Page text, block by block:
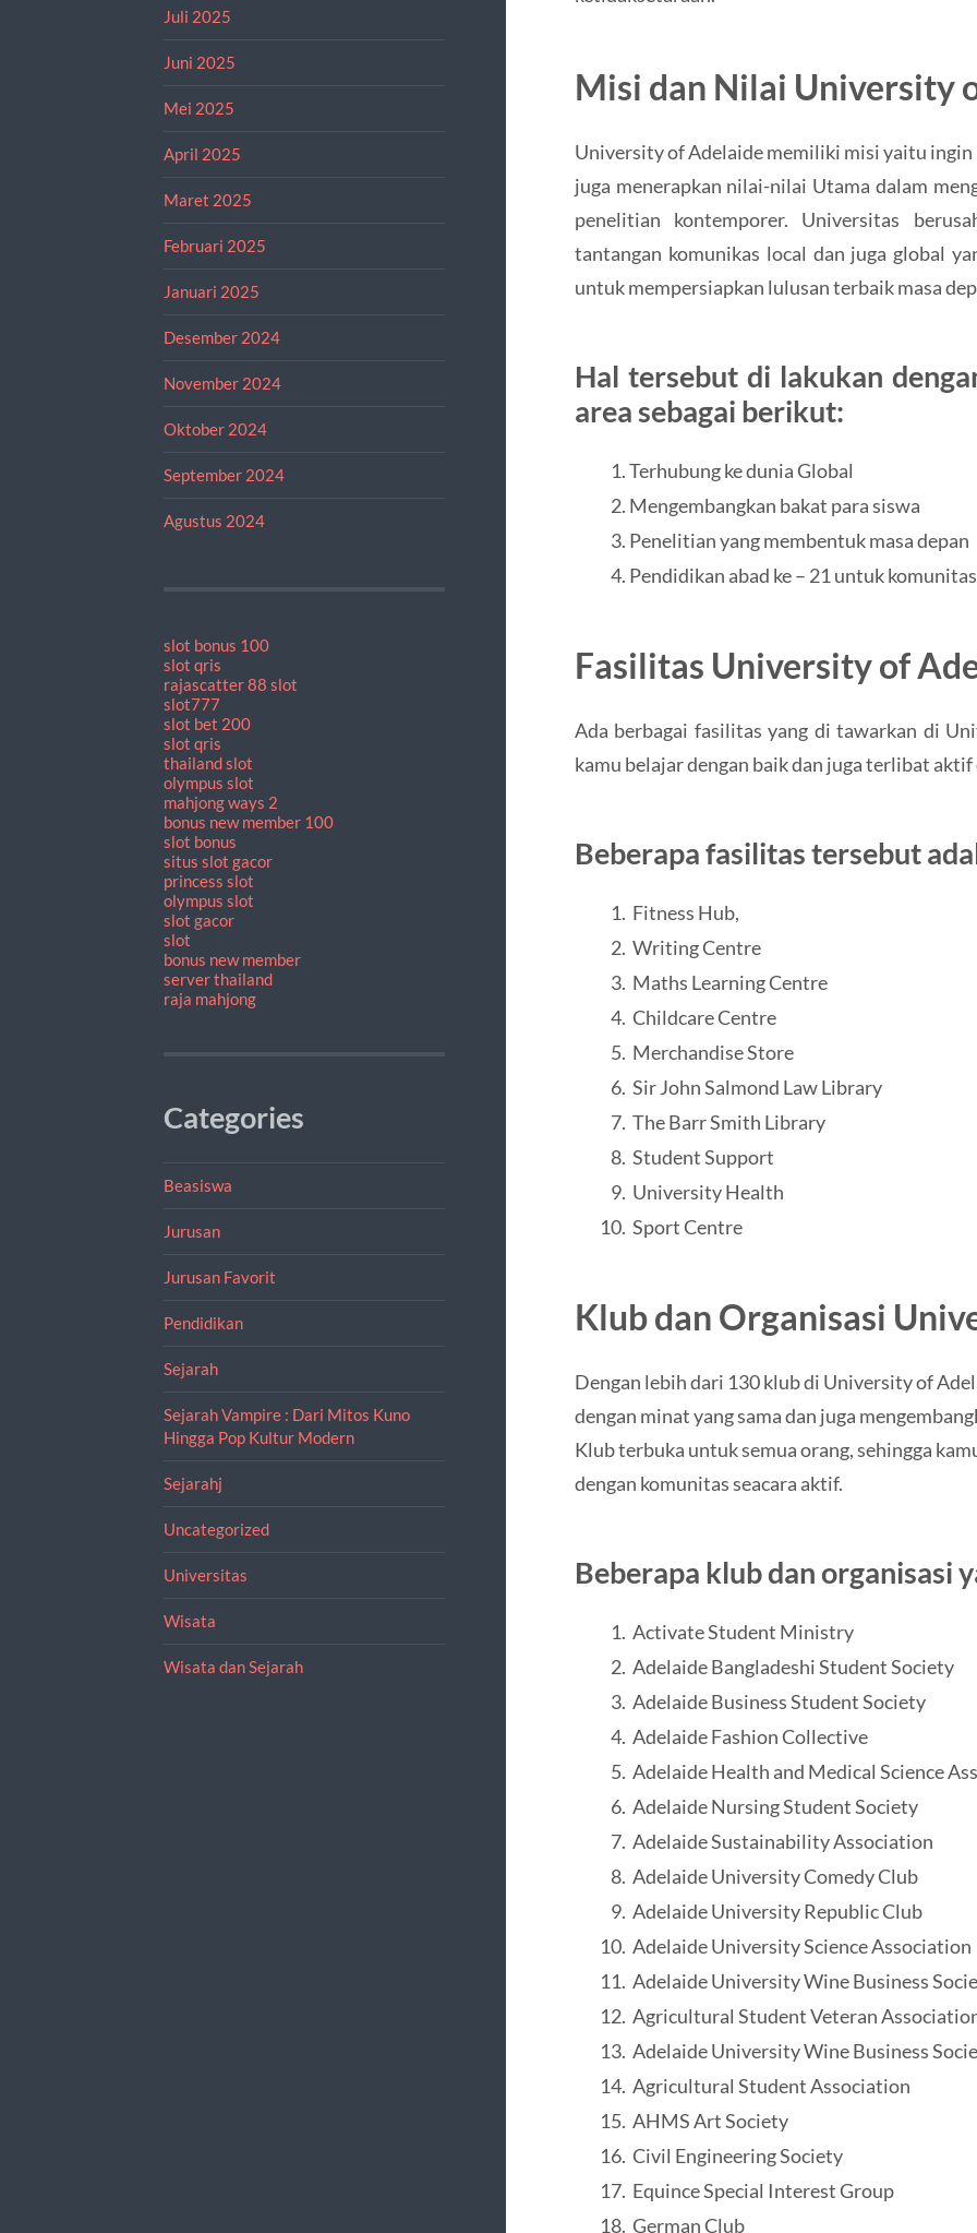
Juli 2025
Juni 2025
Mei 2025
April 2025
Maret 2025
Februari 2025
Januari 2025
Desember 2024
November 2024
Oktober 2024
September 2024
Agustus 2024
slot bonus 100
slot qris
rajascatter 88 slot
slot777
slot bet 200
slot qris
thailand slot
olympus slot
mahjong ways 2
bonus new member 100
slot bonus
situs slot gacor
princess slot
olympus slot
slot gacor
slot
bonus new member
server thailand
raja mahjong
Categories
Beasiswa
Jurusan
Jurusan Favorit
Pendidikan
Sejarah
Sejarah Vampire : Dari Mitos Kuno
Hingga Pop Kultur Modern
Sejarahj
Uncategorized
Universitas
Wisata
Wisata dan Sejarah
Misi dan Nilai University
University of Adelaide memiliki misi yaitu
juga menerapkan nilai-nilai Utama dalam
penelitian kontemporer. Universitas
tantangan komunikas local dan juga global
untuk mempersiapkan lulusan terbaik masa
Hal tersebut di lakukan
area sebagai berikut:
Terhubung ke dunia Global
Mengembangkan bakat para siswa
Penelitian yang membentuk masa depan
Pendidikan abad ke – 21 untuk
Fasilitas University of
Ada berbagai fasilitas yang di tawarkan di
kamu belajar dengan baik dan juga terlibat
Beberapa fasilitas tersebut
Fitness Hub,
Writing Centre
Maths Learning Centre
Childcare Centre
Merchandise Store
Sir John Salmond Law Library
The Barr Smith Library
Student Support
University Health
Sport Centre
Klub dan Organisasi
Dengan lebih dari 130 klub di University of
dengan minat yang sama dan juga
Klub terbuka untuk semua orang, sehingga
dengan komunitas seacara aktif.
Beberapa klub dan organisasi
Activate Student Ministry
Adelaide Bangladeshi Student Society
Adelaide Business Student Society
Adelaide Fashion Collective
Adelaide Health and Medical Science
Adelaide Nursing Student Society
Adelaide Sustainability Association
Adelaide University Comedy Club
Adelaide University Republic Club
Adelaide University Science Association
Adelaide University Wine Business
Agricultural Student Veteran
Adelaide University Wine Business
Agricultural Student Association
AHMS Art Society
Civil Engineering Society
Equince Special Interest Group
German Club